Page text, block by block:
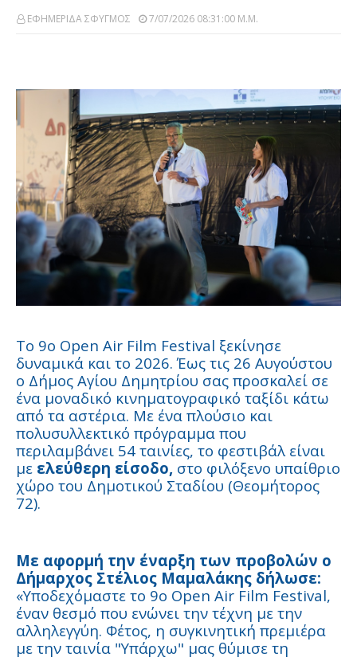
ΕΦΗΜΕΡΙΔΑ ΣΦΥΓΜΟΣ 7/07/2026 08:31:00 Μ.μ.
Το 9ο Open Air Film Festival ξεκίνησε
δυναμικά και το 2026. Έως τις 26 Αυγούστου
ο Δήμος Αγίου Δημητρίου σας προσκαλεί σε
ένα μοναδικό κινηματογραφικό ταξίδι κάτω
από τα αστέρια. Με ένα πλούσιο και
πολυσυλλεκτικό πρόγραμμα που
περιλαμβάνει 54 ταινίες, το φεστιβάλ είναι
με ελεύθερη είσοδο, στο φιλόξενο υπαίθριο
χώρο του Δημοτικού Σταδίου (Θεομήτορος
72).
Με αφορμή την έναρξη των προβολών ο
Δήμαρχος Στέλιος Μαμαλάκης δήλωσε:
«Υποδεχόμαστε το 9ο Open Air Film Festival,
έναν θεσμό που ενώνει την τέχνη με την
αλληλεγγύη. Φέτος, η συγκινητική πρεμιέρα
με την ταινία "Υπάρχω" μας θύμισε τη